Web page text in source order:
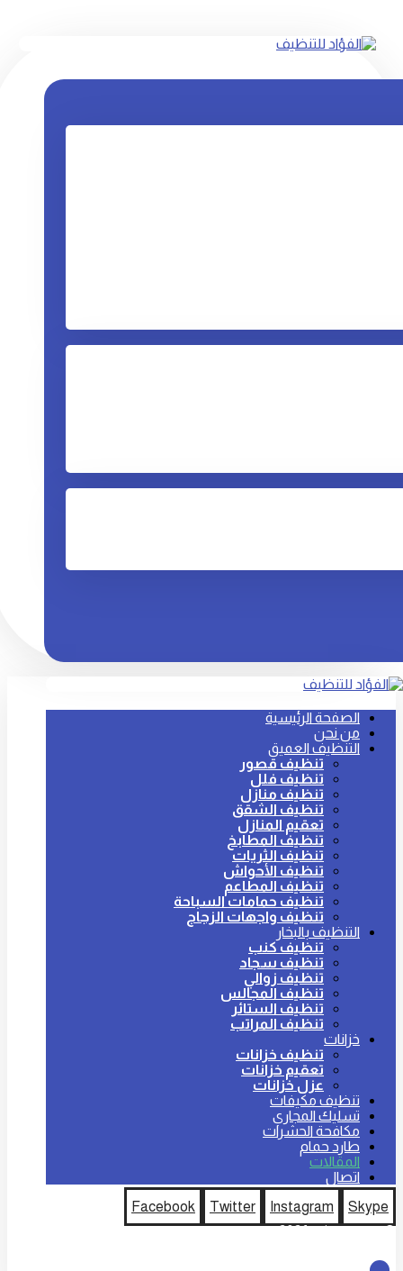
الصفحة الرئيسية
من نحن
التنظيف العميق
تنظيف قصور
تنظيف فلل
تنظيف منازل
تنظيف الشقق
تعقيم المنازل
تنظيف المطابخ
تنظيف الثريات
تنظيف الأحواش
تنظيف المطاعم
تنظيف حمامات السباحة
تنظيف واجهات الزجاج
التنظيف بالبخار
تنظيف كنب
تنظيف سجاد
تنظيف زوالي
تنظيف المجالس
تنظيف الستائر
تنظيف المراتب
خزانات
تنظيف خزانات
تعقيم خزانات
عزل خزانات
تنظيف مكيفات
تسليك المجاري
مكافحة الحشرات
طارد حمام
المقالات
اتصال
Facebook
Twitter Instagram
Skype
© حقوق النشر 2026